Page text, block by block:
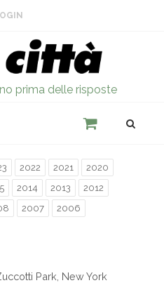
prima delle risposte
2022 2021
2020
2014 2013
2012
2007 2006
Park, New York